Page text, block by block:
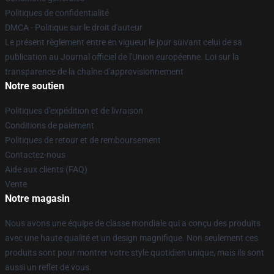
Politiques de confidentialité
DMCA - Politique sur le droit d'auteur
Le présent règlement entre en vigueur le jour suivant celui de sa
publication au Journal officiel de l'Union européenne. Loi sur la
transparence de la chaîne d'approvisionnement
Notre soutien
Politiques d'expédition et de livraison
Conditions de paiement
Politiques de retour et de remboursement
Contactez-nous
Aide aux clients (FAQ)
Vente
Notre magasin
Nous avons une équipe de classe mondiale qui a conçu des produits
avec une haute qualité et un design magnifique. Non seulement ces
produits sont pour montrer votre style quotidien unique, mais ils sont
aussi un reflet de vous.